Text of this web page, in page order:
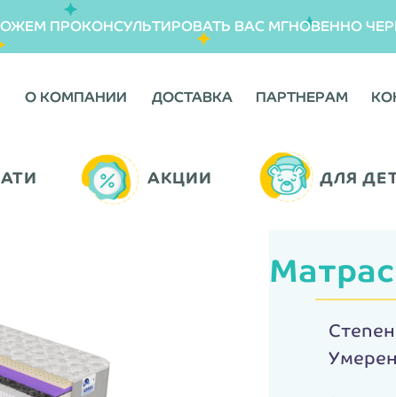
ДОСТАВКА
ДОСТАВКА
О КОМПАНИИ
О КОМПАНИИ ПАРТНЕРАМ
ПАРТНЕРАМ
ПРОКОНСУЛЬТИРОВАТЬ ВАС МГНОВЕННО
АКЦИИ
АКЦИИ ДЛЯ
ДЛЯ